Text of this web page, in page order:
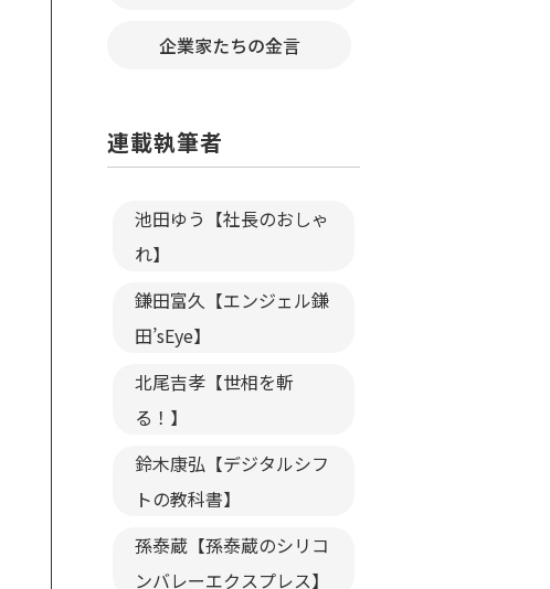
企業家たちの金言
連載執筆者
池田ゆう【社長のおしゃ
れ】
鎌田富久【エンジェル鎌
田’sEye】
北尾吉孝【世相を斬
る！】
鈴木康弘【デジタルシフ
トの教科書】
孫泰蔵【孫泰蔵のシリコ
ンバレーエクスプレス】